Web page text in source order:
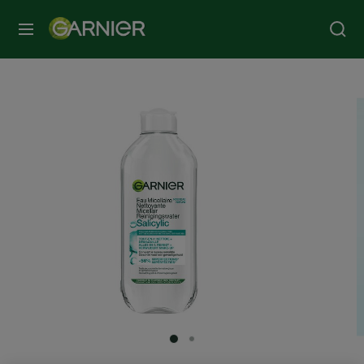
MENU
SLIDE 1
SLIDE 2